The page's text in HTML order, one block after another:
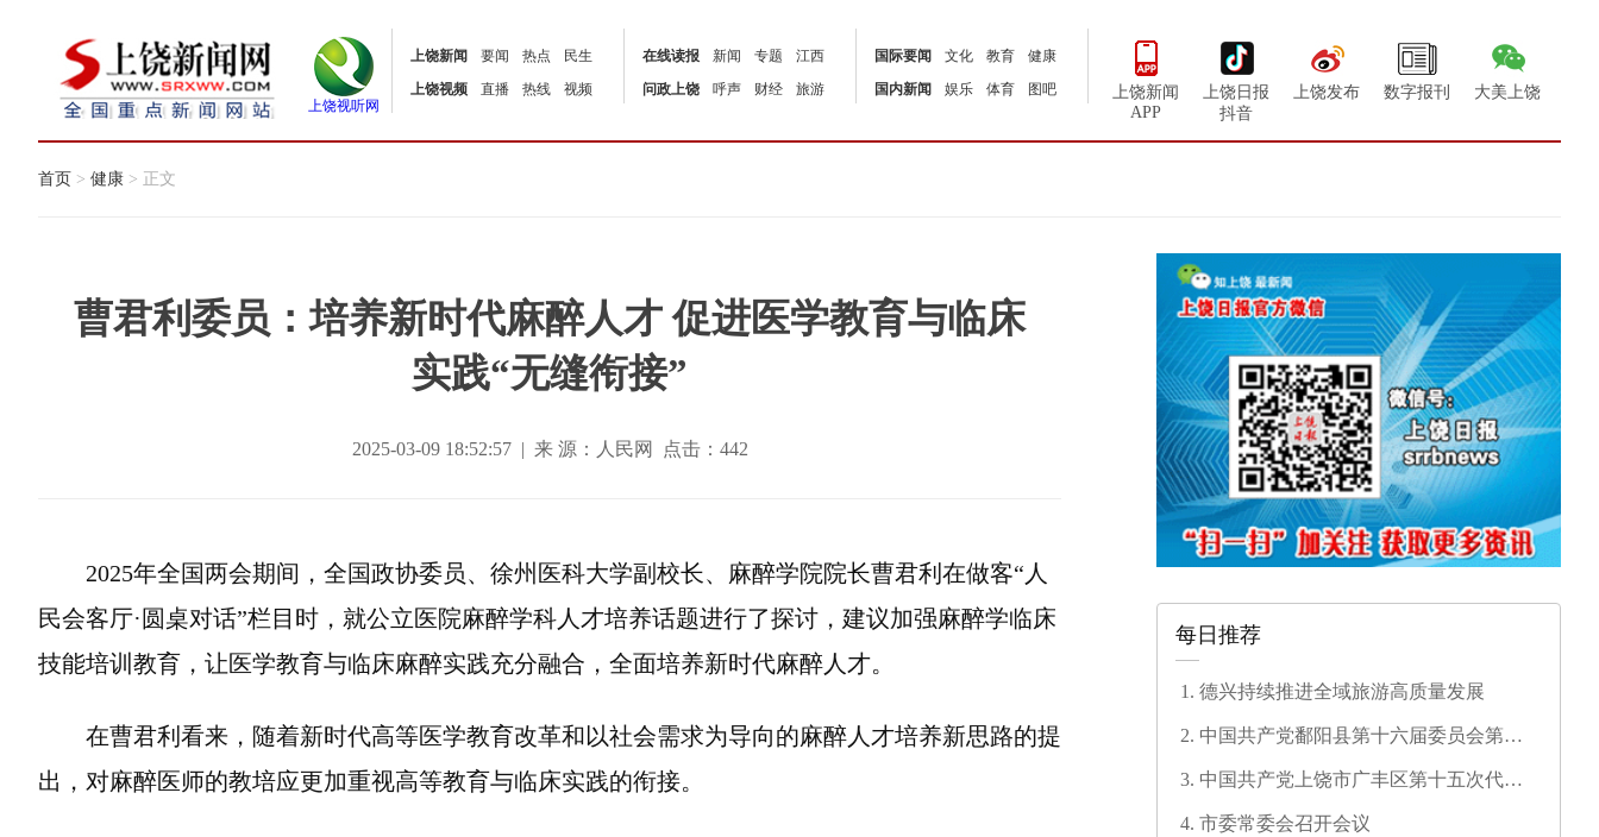
上饶视听网
上饶新闻 要闻 热点
民生
上饶视频
直播 热线 视频
在线读报 新闻 专题
江西
问政上饶
呼声 财经 旅游
国际要闻 文化 教育
健康
国内新闻
娱乐 体育 图吧
上饶新闻
APP
上饶日报
抖音
上饶发布 数字报刊 大美上饶
首页 > 健康 > 正文
曹君利委员：培养新时代麻醉人才 促进医学教育与临床
实践“无缝衔接”
2025-03-09 18:52:57 | 来 源：人民网 点击： 442
2025年全国两会期间，全国政协委员、徐州医科大学副校长、麻醉学院院长曹君利在做客“人
民会客厅·圆桌对话”栏目时，就公立医院麻醉学科人才培养话题进行了探讨，建议加强麻醉学临床
技能培训教育，让医学教育与临床麻醉实践充分融合，全面培养新时代麻醉人才。
在曹君利看来，随着新时代高等医学教育改革和以社会需求为导向的麻醉人才培养新思路的提
出，对麻醉医师的教培应更加重视高等教育与临床实践的衔接。
每日推荐
德兴持续推进全域旅游高质量发展
中国共产党鄱阳县第十六届委员会第一
中国共产党上饶市广丰区第十五次代表
市委常委会召开会议